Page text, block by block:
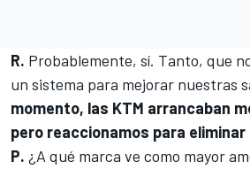
R. Probablemente, sí. Tanto, que
un sistema para mejorar nuestras
momento, las KTM arrancaban
pero reaccionamos para
P. ¿A qué marca ve como mayor